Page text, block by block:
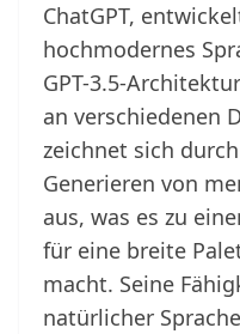
ChatGPT,
hochmodernes
GPT-3.5-
an verschiedenen
zeichnet sich
Generieren von
aus, was es zu
für eine breite
macht. Seine
natürlicher